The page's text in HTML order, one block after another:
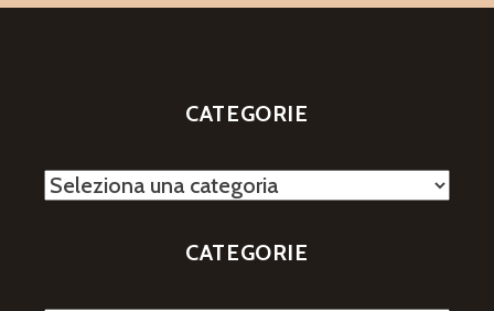
CATEGORIE
Categorie
CATEGORIE